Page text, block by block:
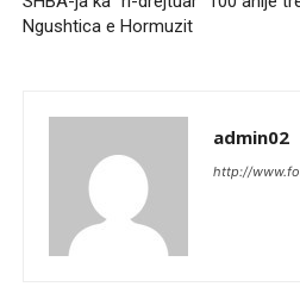
Ngushtica e Hormuzit
admin02
http://